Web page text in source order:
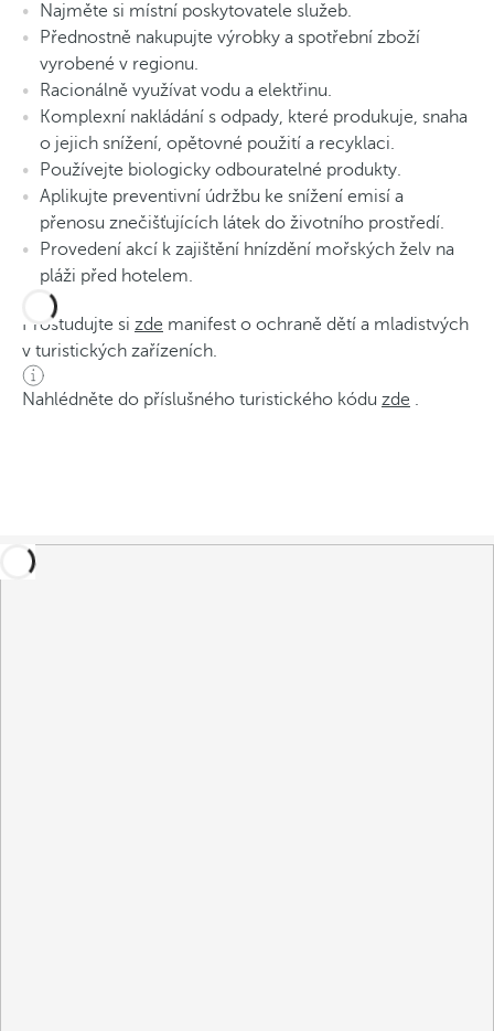
Najměte si místní poskytovatele služeb.
Přednostně nakupujte výrobky a spotřební zboží
vyrobené v regionu.
Racionálně využívat vodu a elektřinu.
Komplexní nakládání s odpady, které produkuje, snaha
o jejich snížení, opětovné použití a recyklaci.
Používejte biologicky odbouratelné produkty.
Aplikujte preventivní údržbu ke snížení emisí a
přenosu znečišťujících látek do životního prostředí.
Provedení akcí k zajištění hnízdění mořských želv na
pláži před hotelem.
Prostudujte si zde manifest o ochraně dětí a mladistvých
v turistických zařízeních.
Nahlédněte do příslušného turistického kódu zde .